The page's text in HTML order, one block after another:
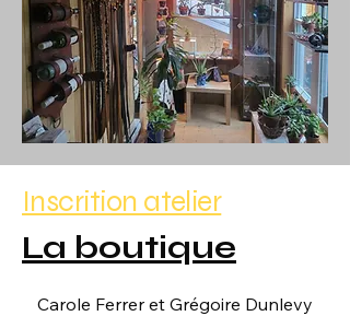
Inscrition atelier
La boutique
Carole Ferrer et Grégoire Dunlevy